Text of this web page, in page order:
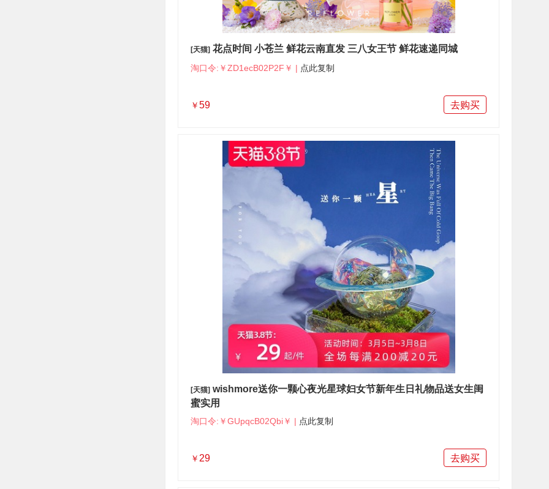
[天猫]花点时间 小苍兰 鲜花云南直发 三八女王节 鲜花速递同城
淘口令:￥ZD1ecB02P2F￥ | 点此复制
￥59 去购买
[天猫]wishmore送你一颗心夜光星球妇女节新年生日礼物品送女生闺
蜜实用
淘口令:￥GUpqcB02Qbi￥ | 点此复制
￥ 29 去购买